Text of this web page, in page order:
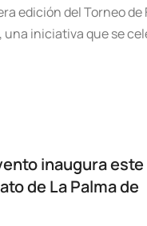
edición del Torneo de
una iniciativa que se
inaugura
de La Palma de